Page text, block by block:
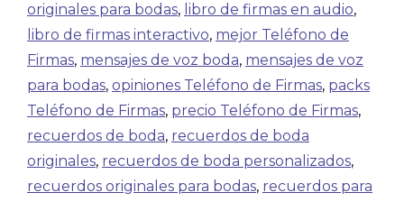
originales para bodas, libro de firmas en audio,
libro de firmas interactivo, mejor Teléfono de
Firmas, mensajes de voz boda, mensajes de voz
para bodas, opiniones Teléfono de Firmas, packs
Teléfono de Firmas, precio Teléfono de Firmas,
recuerdos de boda, recuerdos de boda
originales, recuerdos de boda personalizados,
recuerdos originales para bodas, recuerdos para